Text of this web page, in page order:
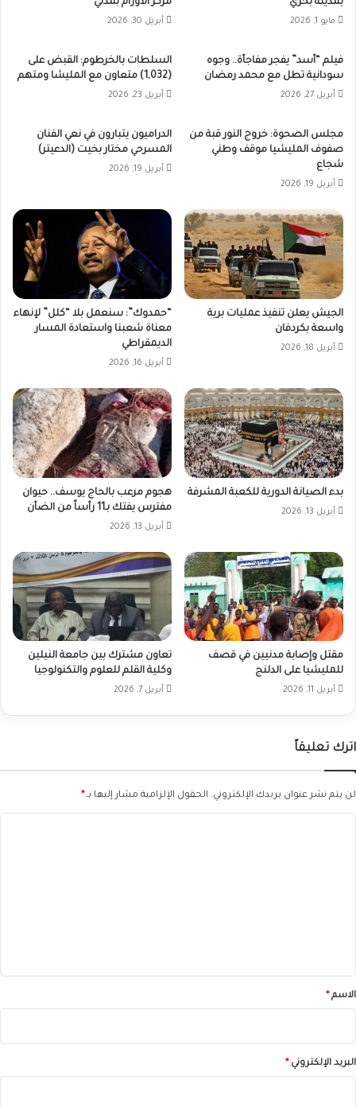
بمدينة بحري
مايو 1, 2026
مركز الأورام بمدني
أبريل 30, 2026
فيلم “أسد” يفجر مفاجأة.. وجوه
سودانية تطل مع محمد رمضان
أبريل 27, 2026
السلطات بالخرطوم: القبض على
(1,032) متعاون مع المليشا ومتهم
أبريل 23, 2026
مجلس الصحوة: خروج النور قبة من
صفوف المليشيا موقف وطني
شجاع
أبريل 19, 2026
الدراميون يتبارون في نعي الفنان
المسرحي مختار بخيت (الدعيتر)
أبريل 19, 2026
الجيش يعلن تنفيذ عمليات برية
واسعة بكردفان
أبريل 18, 2026
“حمدوك”: سنعمل بلا “كلل” لإنهاء
معناة شعبنا واستعادة المسار
الديمقراطي
أبريل 16, 2026
بدء الصيانة الدورية للكعبة المشرفة
أبريل 13, 2026
هجوم مرعب بالحاج يوسف.. حيوان
مفترس يفتك بـ11 رأساً من الضأن
أبريل 13, 2026
مقتل وإصابة مدنيين في قصف
للمليشيا على الدلنج
أبريل 11, 2026
تعاون مشترك بين جامعة النيلين
وكلية القلم للعلوم والتكنولوجيا
أبريل 7, 2026
اترك تعليقاً
لن يتم نشر عنوان بريدك الإلكتروني. الحقول الإلزامية مشار إليها بـ *
*الاسم *
البريد الإلكتروني *